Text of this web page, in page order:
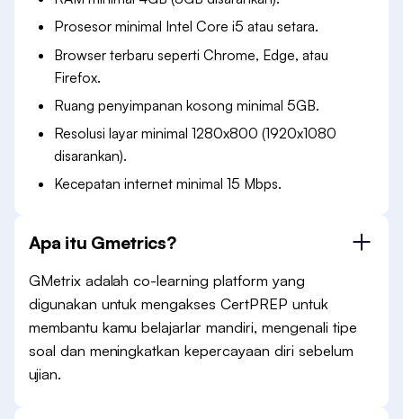
Prosesor minimal Intel Core i5 atau setara.
Browser terbaru seperti Chrome, Edge, atau
Firefox.
Ruang penyimpanan kosong minimal 5GB.
Resolusi layar minimal 1280x800 (1920x1080
disarankan).
Kecepatan internet minimal 15 Mbps.
Apa itu Gmetrics?
GMetrix adalah co-learning platform yang
digunakan untuk mengakses CertPREP untuk
membantu kamu belajarlar mandiri, mengenali tipe
soal dan meningkatkan kepercayaan diri sebelum
ujian.